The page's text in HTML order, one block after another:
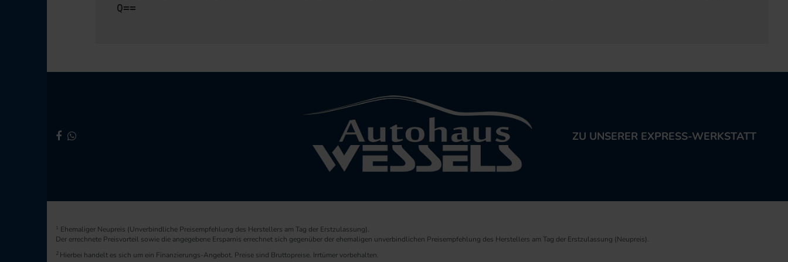
Q==
ZU UNSERER EXPRESS-WERKSTATT
1 Ehemaliger Neupreis (Unverbindliche Preisempfehlung des Herstellers am Tag der Erstzulassung).
Der errechnete Preisvorteil sowie die angegebene Ersparnis errechnet sich gegenüber der ehemaligen unverbindlichen Preisempfehlung des Herstellers am Tag der Erstzulassung (Neupreis).
2 Hierbei handelt es sich um ein Finanzierungs-Angebot. Preise sind Bruttopreise. Irrtümer vorbehalten.